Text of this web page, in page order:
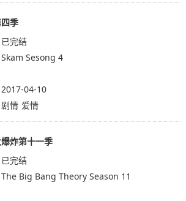
季
已完结
Skam Sesong 4
2017-04-10
剧情 爱情
炸第十一季
已完结
The Big Bang Theory Season 11